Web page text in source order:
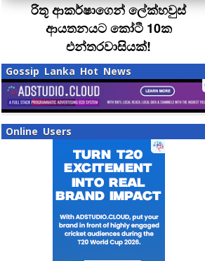
රිතූ ආකර්ෂාගෙන් ලේක්හවුස්
ආයතනයට කෝටී 10ක
එන්තරවාසියක්!
Gossip Lanka Hot News
Online Users